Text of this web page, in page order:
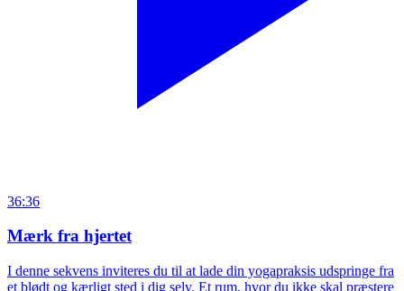
36:36
Mærk fra hjertet
I denne sekvens inviteres du til at lade din yogapraksis udspringe fra
et blødt og kærligt sted i dig selv. Et rum, hvor du ikke skal præstere